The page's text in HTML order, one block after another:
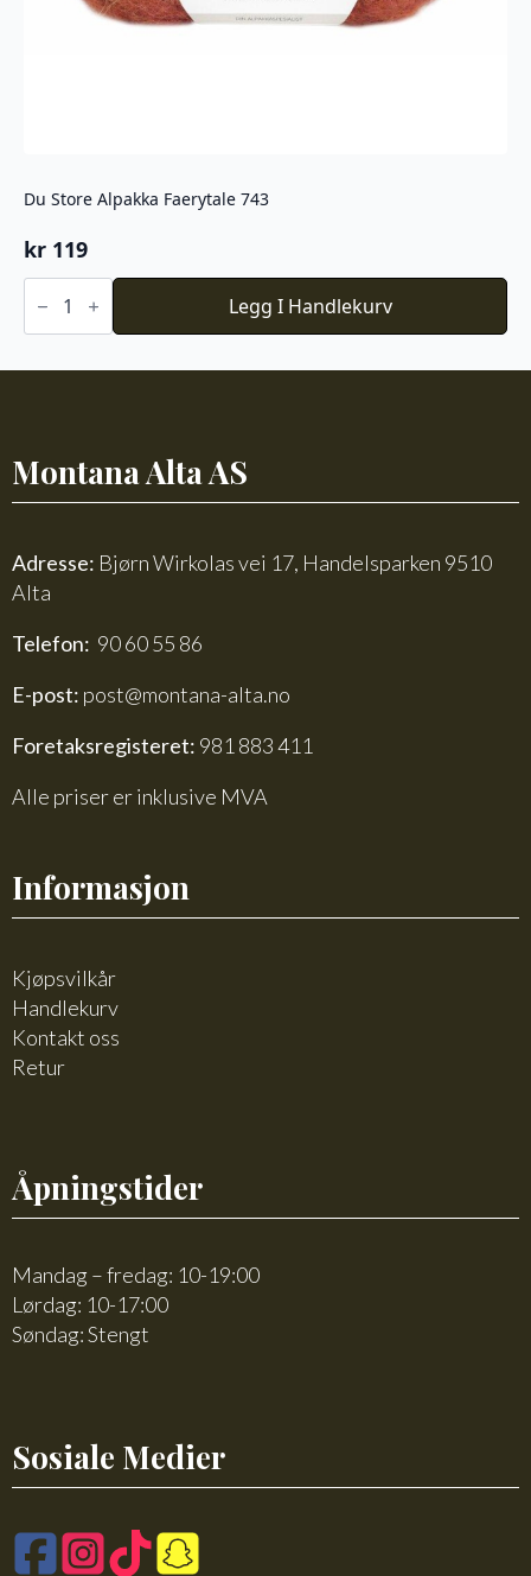
Du Store Alpakka Faerytale 743
kr 119
Du
Store
Faerytale
Legg I Handlekurv
Montana Alta AS
Adresse: Bjørn Wirkolas vei 17, Handelsparken 9510
Alta
Telefon: 90 60 55 86
E-post: post@montana-alta.no
Foretaksregisteret: 981 883 411
Alle priser er inklusive MVA
Informasjon
Kjøpsvilkår
Handlekurv
Kontakt oss
Retur
Åpningstider
Mandag – fredag: 10-19:00
Lørdag: 10-17:00
Søndag: Stengt
Sosiale Medier